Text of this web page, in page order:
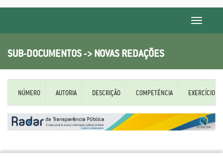
Toggle
SUB-DOCUMENTOS -> NOVAS REDAÇÕES
NÚMERO AUTORIA DESCRIÇÃO COMPETÊNCIA EXERCÍCIO